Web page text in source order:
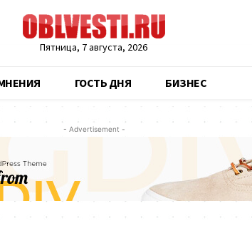
Пятница, 7 августа, 2026
ГОСТЬ ДНЯ БИЗНЕС
- Advertisement -